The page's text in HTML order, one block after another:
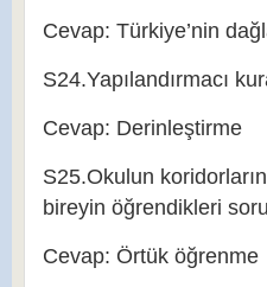
Cevap: Türkiye’nin
S24.Yapılandırmacı
Cevap: Derinleştirme
S25.Okulun
bireyin öğrendikleri
Cevap: Örtük öğrenme